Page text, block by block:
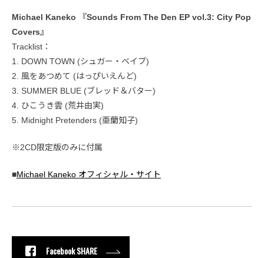
Michael Kaneko 『Sounds From The Den EP vol.3: City Pop
Covers』
Tracklist：
1. DOWN TOWN (シュガー・ベイブ)
2. 風をあつめて (はっぴいえんど)
3. SUMMER BLUE (ブレッド＆バター)
4. ひこうき雲 (荒井由実)
5. Midnight Pretenders (亜蘭知子)
※2CD限定版のみに付属
■Michael Kaneko オフィシャル・サイト
Facebook SHARE